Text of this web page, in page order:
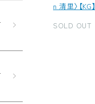
n 清里〉【KG】
SOLD OUT